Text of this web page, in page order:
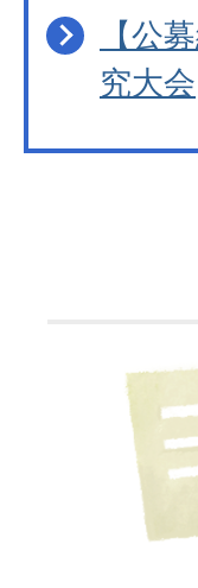
【公
究大会